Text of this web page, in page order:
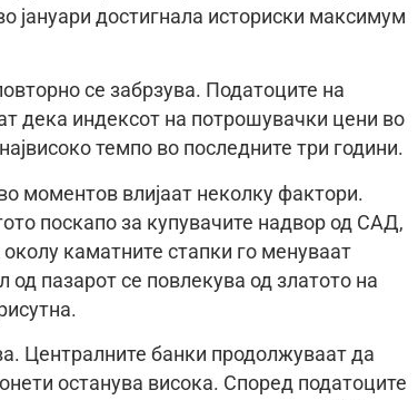
јануари достигнала историски максимум
се забрзува. Податоците на
дека индексот на потрошувачки цени во
темпо во последните три години.
моментов влијаат неколку фактори.
поскапо за купувачите надвор од САД,
каматните стапки го менуваат
од пазарот се повлекува од златото на
Централните банки продолжуваат да
останува висока. Според податоците